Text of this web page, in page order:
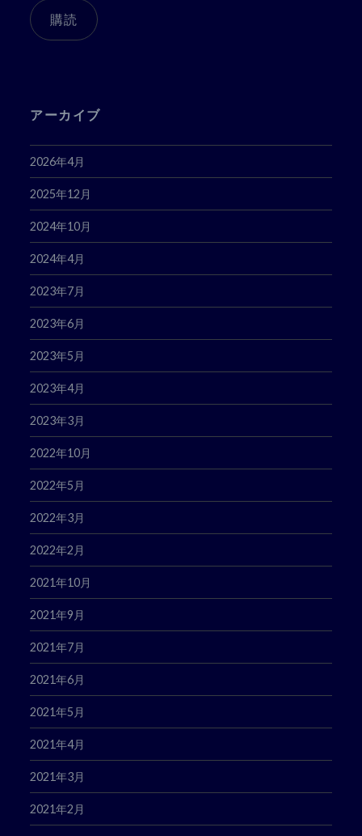
ア
ド
購読
アーカイブ
2026年4月
2025年12月
2024年10月
2024年4月
2023年7月
2023年6月
2023年5月
2023年4月
2023年3月
2022年10月
2022年5月
2022年3月
2022年2月
2021年10月
2021年9月
2021年7月
2021年6月
2021年5月
2021年4月
2021年3月
2021年2月